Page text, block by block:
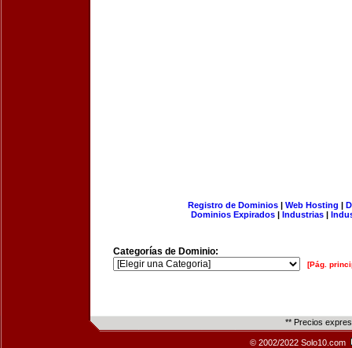
Registro de Dominios| Web Hosting |
Dominios Expirados | Industrias |
Categorías de Dominio:
[Pág.
** Precios
© 2002/2022 Solo10.com